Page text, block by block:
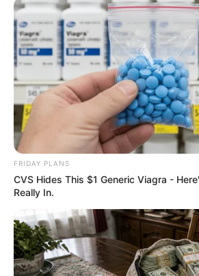
17 Astonishingly Beautiful Cave
BRAINBERRIES
FRIDAY PLANS
CVS Hides This $1 Generic Viagra -
Really In.